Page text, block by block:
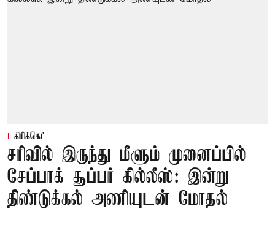
கிரிக்கெட்
சரிவில் இருந்து மீளும் முனைப்பில்
சேப்பாக் சூப்பர் கில்லீஸ்: இன்று
திண்டுக்கல் அணியுடன் மோதல்